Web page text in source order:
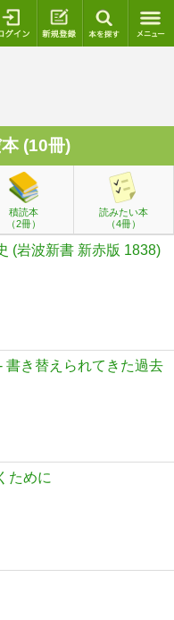
ログイン 新規登録
(10冊)
積読本
（2冊）
読みたい本
（4冊）
(岩波新書 新赤版 1838)
書き替えられてきた過去
ために